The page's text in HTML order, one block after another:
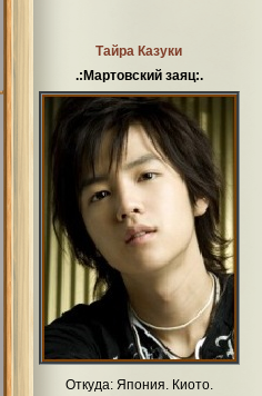
Тайра Казуки
.:Мартовский заяц:.
Откуда:Япония. Киото.